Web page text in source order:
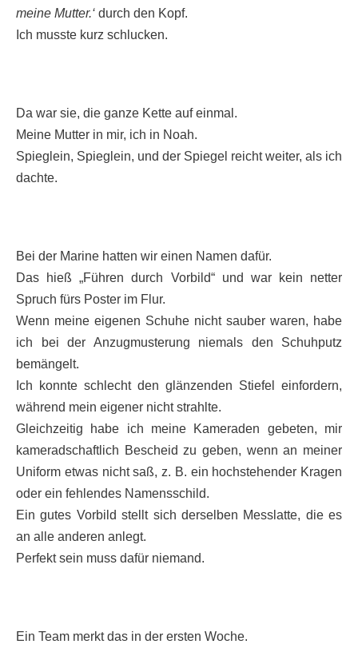
meine Mutter.‘ durch den Kopf.
Ich musste kurz schlucken.
Da war sie, die ganze Kette auf einmal.
Meine Mutter in mir, ich in Noah.
Spieglein, Spieglein, und der Spiegel reicht weiter, als ich
dachte.
Bei der Marine hatten wir einen Namen dafür.
Das hieß „Führen durch Vorbild“ und war kein netter
Spruch fürs Poster im Flur.
Wenn meine eigenen Schuhe nicht sauber waren, habe
ich bei der Anzugmusterung niemals den Schuhputz
bemängelt.
Ich konnte schlecht den glänzenden Stiefel einfordern,
während mein eigener nicht strahlte.
Gleichzeitig habe ich meine Kameraden gebeten, mir
kameradschaftlich Bescheid zu geben, wenn an meiner
Uniform etwas nicht saß, z. B. ein hochstehender Kragen
oder ein fehlendes Namensschild.
Ein gutes Vorbild stellt sich derselben Messlatte, die es
an alle anderen anlegt.
Perfekt sein muss dafür niemand.
Ein Team merkt das in der ersten Woche.